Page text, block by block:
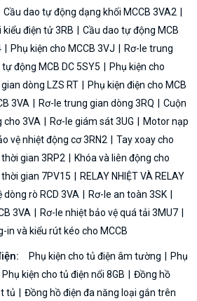
Cầu dao tự động dạng khối MCCB 3VA2
kiểu điện tử 3RB
Cầu dao tự động MCB
Phụ kiện cho MCCB 3VJ
Rơ-le trung
động MCB DC 5SY5
Phụ kiện cho
dòng LZS RT
Phụ kiện điện cho MCB
3VA Rơ-le trung gian dòng 3RQ
Cuộn
cho 3VA
Rơ-le giám sát 3UG
Motor nạp
vệ nhiệt động cơ 3RN2
Tay xoay cho
thời gian 3RP2
Khóa và liên động cho
thời gian 7PV15
RELAY NHIỆT VÀ RELAY
dòng rò RCD 3VA
Rơ-le an toàn 3SK
3VA
Rơ-le nhiệt bảo vệ quá tải 3MU7
in và kiểu rút kéo cho MCCB
Phụ kiện cho tủ điện âm tường
Phụ
Phụ kiện cho tủ điện nổi 8GB
Đồng hồ
tủ
Đồng hồ điện đa năng loại gắn trên